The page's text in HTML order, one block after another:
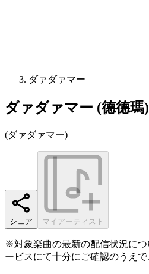
ダァダァマー
ダァダァマー (德德瑪)
(ダァダァマー)
シェア マイアーティスト
※対象楽曲の最新の配信状況に
ービスにて十分にご確認のうえで